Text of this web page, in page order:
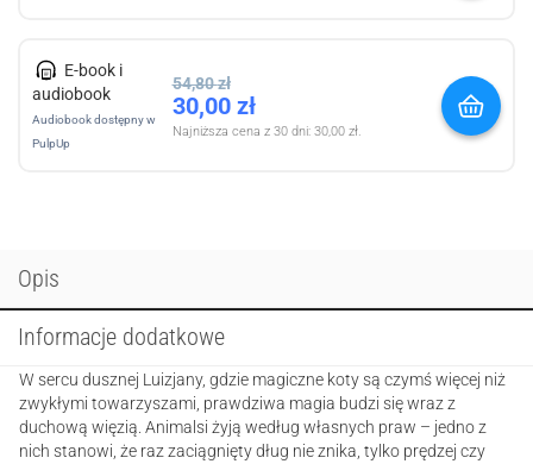
E-book i
audiobook
Audiobook dostępny w
PulpUp
54,80zł
30,00 zł
Najniższa cena z 30 dni: 30,00 zł.
Opis
Informacje dodatkowe
W sercu dusznej Luizjany, gdzie magiczne koty są czymś więcej niż
zwykłymi towarzyszami, prawdziwa magia budzi się wraz z
duchową więzią. Animalsi żyją według własnych praw – jedno z
nich stanowi, że raz zaciągnięty dług nie znika, tylko prędzej czy